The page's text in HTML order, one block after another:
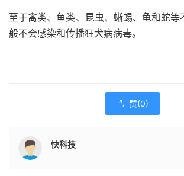
至于禽类、鱼类、昆虫、蜥蜴、龟和蛇等
般不会感染和传播狂犬病病毒。
 赞(0)
快科技